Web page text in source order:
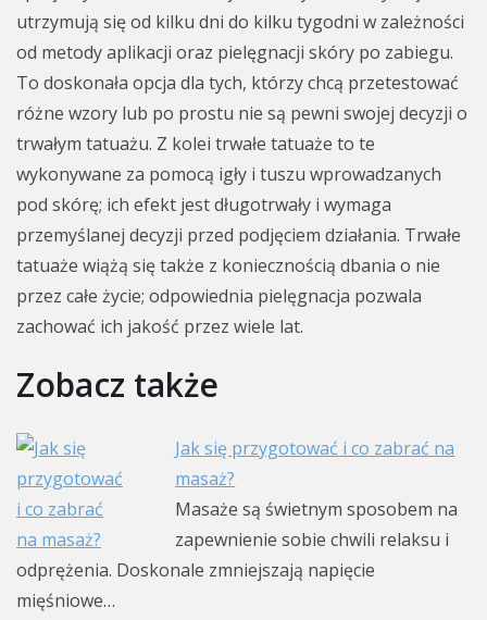
utrzymują się od kilku dni do kilku tygodni w zależności
od metody aplikacji oraz pielęgnacji skóry po zabiegu.
To doskonała opcja dla tych, którzy chcą przetestować
różne wzory lub po prostu nie są pewni swojej decyzji o
trwałym tatuażu. Z kolei trwałe tatuaże to te
wykonywane za pomocą igły i tuszu wprowadzanych
pod skórę; ich efekt jest długotrwały i wymaga
przemyślanej decyzji przed podjęciem działania. Trwałe
tatuaże wiążą się także z koniecznością dbania o nie
przez całe życie; odpowiednia pielęgnacja pozwala
zachować ich jakość przez wiele lat.
Zobacz także
Jak się przygotować i co zabrać na
masaż?
Masaże są świetnym sposobem na
zapewnienie sobie chwili relaksu i
odprężenia. Doskonale zmniejszają napięcie
mięśniowe…